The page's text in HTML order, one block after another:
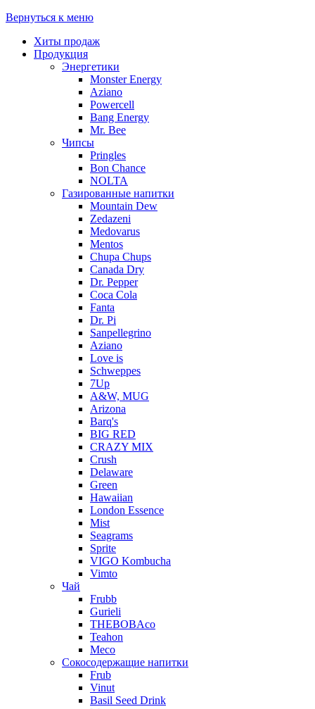
Вернуться к меню
Хиты продаж
Продукция
Энергетики
Monster Energy
Aziano
Powercell
Bang Energy
Mr. Bee
Чипсы
Pringles
Bon Chance
NOLTA
Газированные напитки
Mountain Dew
Zedazeni
Medovarus
Mentos
Chupa Chups
Canada Dry
Dr. Pepper
Coca Cola
Fanta
Dr. Pi
Sanpellegrino
Aziano
Love is
Schweppes
7Up
A&W, MUG
Arizona
Barq's
BIG RED
CRAZY MIX
Crush
Delaware
Green
Hawaiian
London Essence
Mist
Seagrams
Sprite
VIGO Kombucha
Vimto
Чай
Frubb
Gurieli
THEBOBAco
Teahon
Meco
Сокосодержащие напитки
Frub
Vinut
Basil Seed Drink